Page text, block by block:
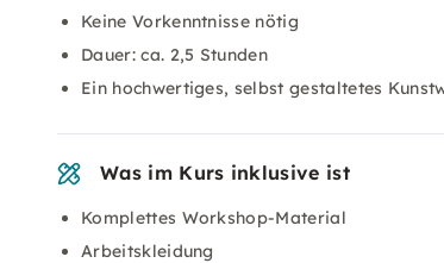
Keine Vorkenntnisse nötig
Dauer: ca. 2,5 Stunden
Ein hochwertiges, selbst gestaltetes
Was im Kurs inklusive ist
Komplettes Workshop-Material
Arbeitskleidung